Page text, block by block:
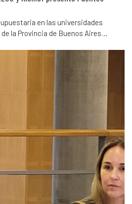
en las universidades
la Provincia de Buenos Aires…